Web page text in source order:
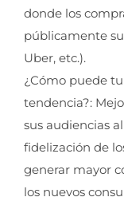
donde los
públicamente
Uber, etc.).
¿Cómo puede
tendencia?:
sus audiencias
fidelización de
generar mayor
los nuevos